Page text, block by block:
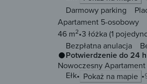
Darmowy parking
Apartament 5-osobowy
46 m2 3 łóżka(1
Bezpłatna anulacja
Potwierdzenie do 24 h
Nowoczesny
Ełk
Pokaż na mapie